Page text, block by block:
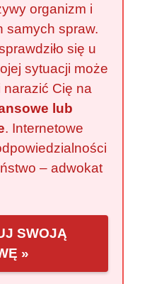
organizm i
samych spraw.
się u
sytuacji może
Cię na
lub
. Internetowe
– adwokat
SWOJĄ
»